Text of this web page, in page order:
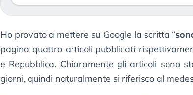
Ho provato a mettere su Google la scritta “
pagina quattro articoli pubblicati
e Repubblica. Chiaramente gli articoli sono
giorni, quindi naturalmente si riferisco al
3 agosto 2026